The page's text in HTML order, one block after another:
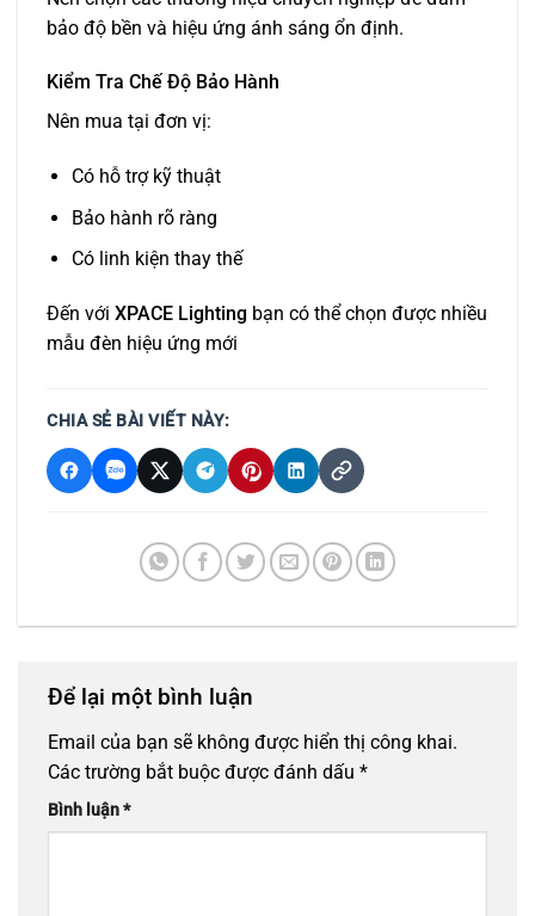
bảo độ bền và hiệu ứng ánh sáng ổn định.
Kiểm Tra Chế Độ Bảo Hành
Nên mua tại đơn vị:
Có hỗ trợ kỹ thuật
Bảo hành rõ ràng
Có linh kiện thay thế
Đến với XPACE Lighting bạn có thể chọn được nhiều
mẫu đèn hiệu ứng mới
CHIA SẺ BÀI VIẾT NÀY:
Để lại một bình luận
Email của bạn sẽ không được hiển thị công khai.
Các trường bắt buộc được đánh dấu *
Bình luận*